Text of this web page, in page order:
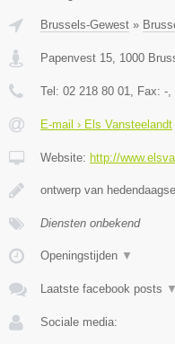
Brussels-Gewest »
Papenvest 15 1000
Tel: 02 218 80 01 , Fax: -
E-mail › Els Vansteelandt
Website: http://
ontwerp van
Diensten onbekend
Openingstijden ▼
Laatste facebook posts ▼
Sociale media: